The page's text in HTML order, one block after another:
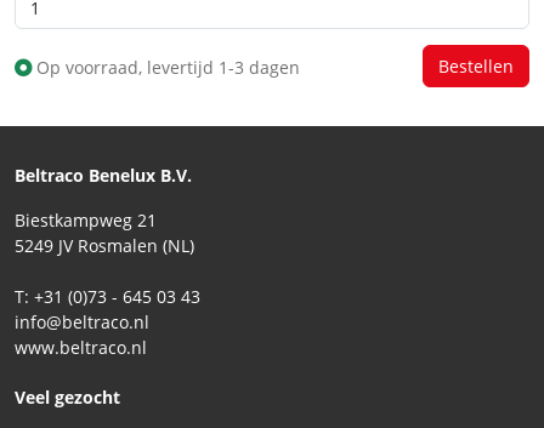
Op voorraad, levertijd 1-3 dagen
Beltraco Benelux B.V.
Biestkampweg 21
5249 JV Rosmalen (NL)
T: +31 (0)73 - 645 03 43
info@beltraco.nl
www.beltraco.nl
Veel gezocht